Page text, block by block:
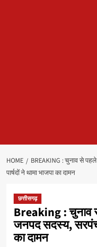
HOME
BREAKING : चुनाव से
पार्षदों ने थामा भाजपा का दामन
छत्तीसगढ़
Breaking : चुनाव
जनपद सदस्य, सरपंच
का दामन